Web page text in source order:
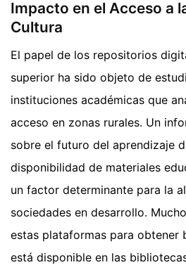
Impacto en el Acceso a
Cultura
El papel de los repositorios
superior ha sido objeto de
instituciones académicas que
acceso en zonas rurales. Un
sobre el futuro del aprendizaje
disponibilidad de materiales
un factor determinante para la
sociedades en desarrollo.
estas plataformas para obtener
está disponible en las